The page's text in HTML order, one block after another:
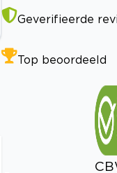
Geverifieerde
Top beoordeeld